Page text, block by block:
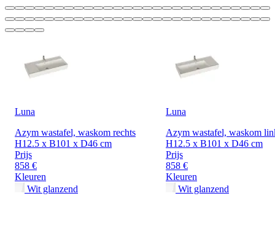
Luna
Azym wastafel, waskom rechts
H12.5 x B101 x D46 cm
Prijs
858 €
Kleuren
Wit glanzend
Luna
Azym wastafel, waskom
H12.5 x B101 x D46 cm
Prijs
858 €
Kleuren
Wit glanzend